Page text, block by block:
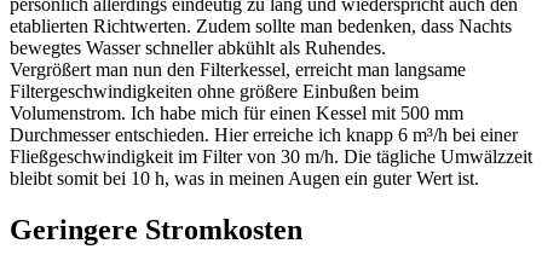
persönlich allerdings eindeutig zu lang und wiederspricht auch den
etablierten Richtwerten. Zudem sollte man bedenken, dass Nachts
bewegtes Wasser schneller abkühlt als Ruhendes.
Vergrößert man nun den Filterkessel, erreicht man langsame
Filtergeschwindigkeiten ohne größere Einbußen beim
Volumenstrom. Ich habe mich für einen Kessel mit 500 mm
Durchmesser entschieden. Hier erreiche ich knapp 6 m³/h bei einer
Fließgeschwindigkeit im Filter von 30 m/h. Die tägliche Umwälzzeit
bleibt somit bei 10 h, was in meinen Augen ein guter Wert ist.
Geringere Stromkosten